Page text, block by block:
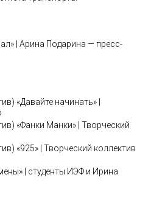
| Арина Подарина — пресс-
«Давайте начинать» |
«Фанки Манки» | Творческий
«925» | Творческий коллектив
| студенты ИЭФ и Ирина